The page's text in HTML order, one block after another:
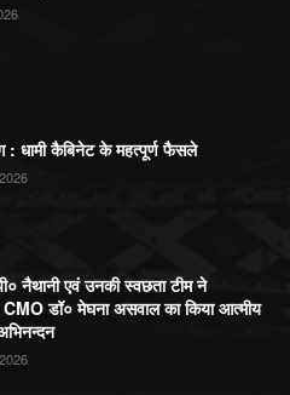
: धामी कैबिनेट के महत्पूर्ण फैसले
नैथानी एवं उनकी स्वछता टीम ने
डॉ० मेघना असवाल का किया आत्मीय